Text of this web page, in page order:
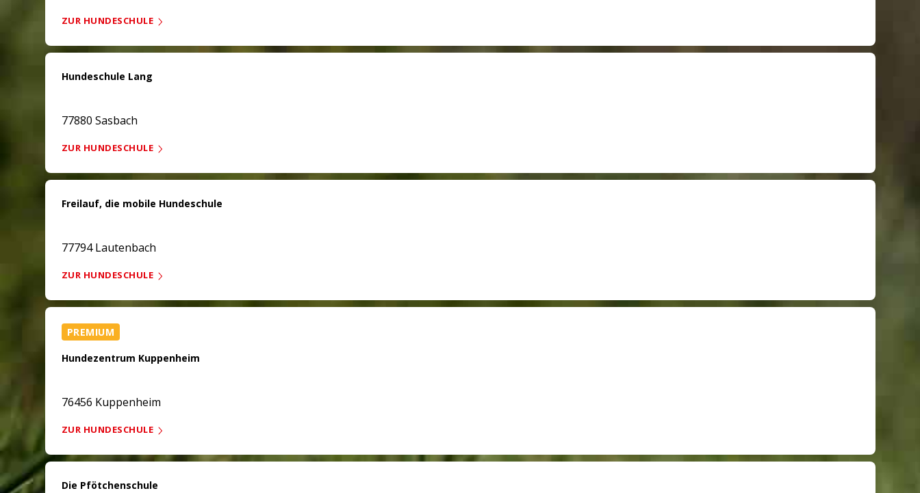
ZUR HUNDESCHULE
Hundeschule Lang
77880 Sasbach
ZUR HUNDESCHULE
Freilauf, die mobile Hundeschule
77794 Lautenbach
ZUR HUNDESCHULE
PREMIUM
Hundezentrum Kuppenheim
76456 Kuppenheim
ZUR HUNDESCHULE
Die Pfötchenschule